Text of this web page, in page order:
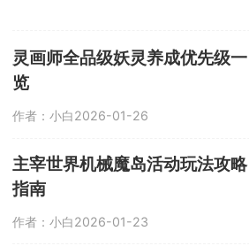
灵画师全品级妖灵养成优先级一
览
作者：小白2026-01-26
主宰世界机械魔岛活动玩法攻略
指南
作者：小白2026-01-23